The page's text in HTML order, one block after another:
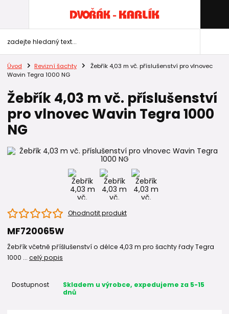
Úvod Revizní šachty
Žebřík 4,03 m vč. příslušenství pro vlnovec
Wavin Tegra 1000 NG
Žebřík 4,03 m vč. příslušenství
pro vlnovec Wavin Tegra 1000
NG
Ohodnotit produkt
MF720065W
Žebřík včetně příšlušenství o délce 4,03 m pro šachty řady Tegra
1000 ... celý popis
Dostupnost
Skladem u výrobce, expedujeme za 5-15
dnů